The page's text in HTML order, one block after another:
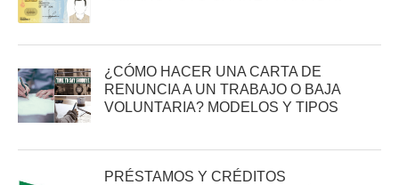
¿CÓMO HACER UNA CARTA DE
RENUNCIA A UN TRABAJO O BAJA
VOLUNTARIA? MODELOS Y TIPOS
PRÉSTAMOS Y CRÉDITOS